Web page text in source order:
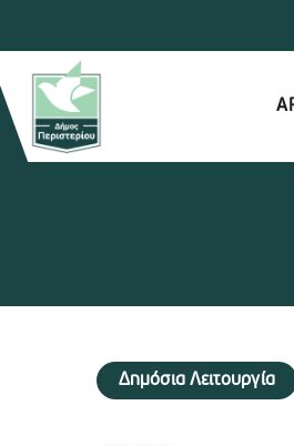
Δημόσια Λειτουργία